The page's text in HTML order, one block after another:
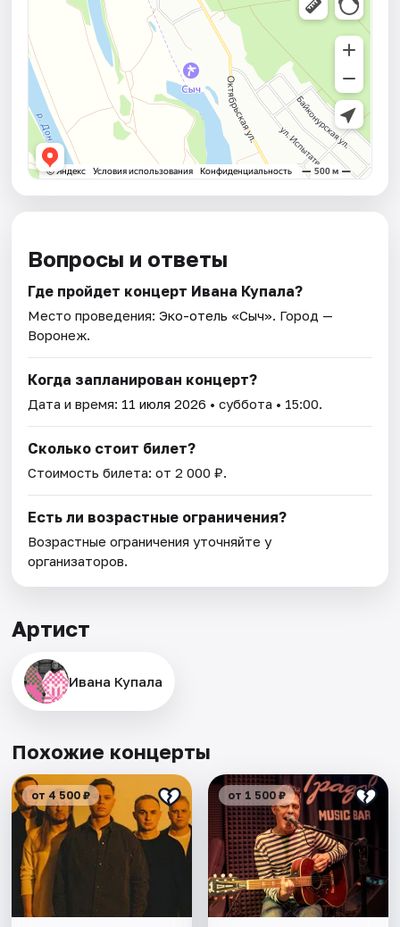
Вопросы и ответы
Где пройдет концерт Ивана Купала?
Место проведения:Эко-отель «Сыч». Город —
Воронеж.
Когда запланирован концерт?
Дата и время: 11 июля 2026 • суббота • 15:00.
Сколько стоит билет?
Стоимость билета: от 2 000 ₽.
Есть ли возрастные ограничения?
Возрастные ограничения уточняйте у
организаторов.
Артист
Ивана Купала
Похожие концерты
от 4 500 ₽ от 1 500 ₽